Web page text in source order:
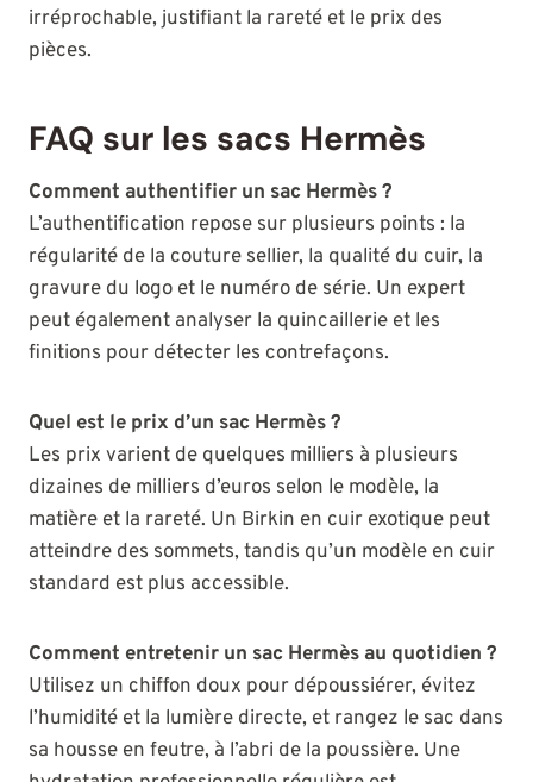
irréprochable, justifiant la rareté et le prix des
pièces.
FAQ sur les sacs Hermès
Comment authentifier un sac Hermès ?
L’authentification repose sur plusieurs points : la
régularité de la couture sellier, la qualité du cuir, la
gravure du logo et le numéro de série. Un expert
peut également analyser la quincaillerie et les
finitions pour détecter les contrefaçons.
Quel est le prix d’un sac Hermès ?
Les prix varient de quelques milliers à plusieurs
dizaines de milliers d’euros selon le modèle, la
matière et la rareté. Un Birkin en cuir exotique peut
atteindre des sommets, tandis qu’un modèle en cuir
standard est plus accessible.
Comment entretenir un sac Hermès au quotidien ?
Utilisez un chiffon doux pour dépoussiérer, évitez
l’humidité et la lumière directe, et rangez le sac dans
sa housse en feutre, à l’abri de la poussière. Une